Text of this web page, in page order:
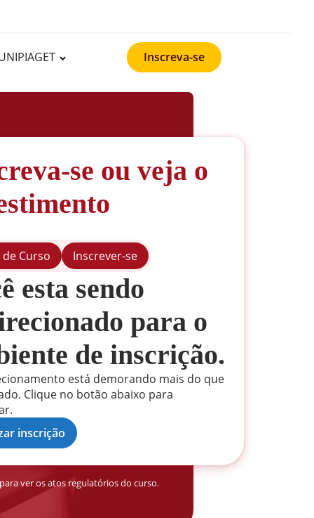
Inscreva-se
se ou veja o
Curso Inscrever-se
esta sendo
para o
de inscrição.
está demorando mais do que
Clique no botão abaixo para
inscrição
ver os atos regulatórios do curso.